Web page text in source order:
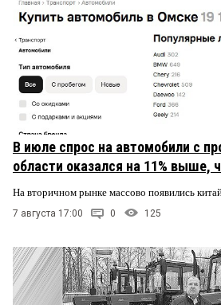
В июле спрос на автомобили с
области оказался на 11% выше,
На вторичном рынке массово появились
7 августа 17:00 0 125